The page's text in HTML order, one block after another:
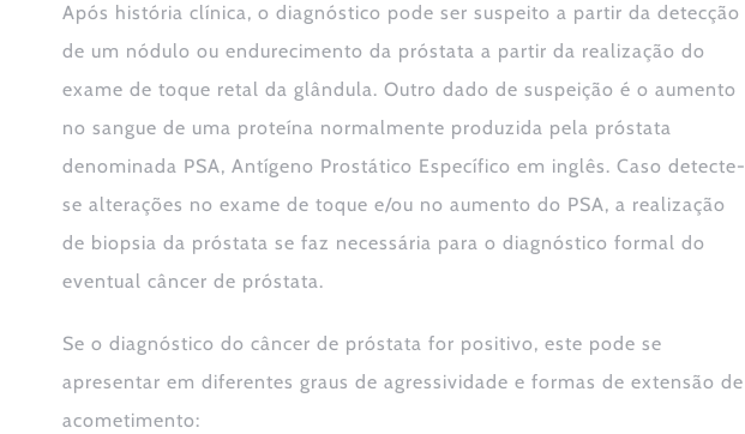
Após história clínica, o diagnóstico pode ser suspeito a partir da detecção
de um nódulo ou endurecimento da próstata a partir da realização do
exame de toque retal da glândula. Outro dado de suspeição é o aumento
no sangue de uma proteína normalmente produzida pela próstata
denominada PSA, Antígeno Prostático Específico em inglês. Caso detecte-
se alterações no exame de toque e/ou no aumento do PSA, a realização
de biopsia da próstata se faz necessária para o diagnóstico formal do
eventual câncer de próstata.
Se o diagnóstico do câncer de próstata for positivo, este pode se
apresentar em diferentes graus de agressividade e formas de extensão de
acometimento: